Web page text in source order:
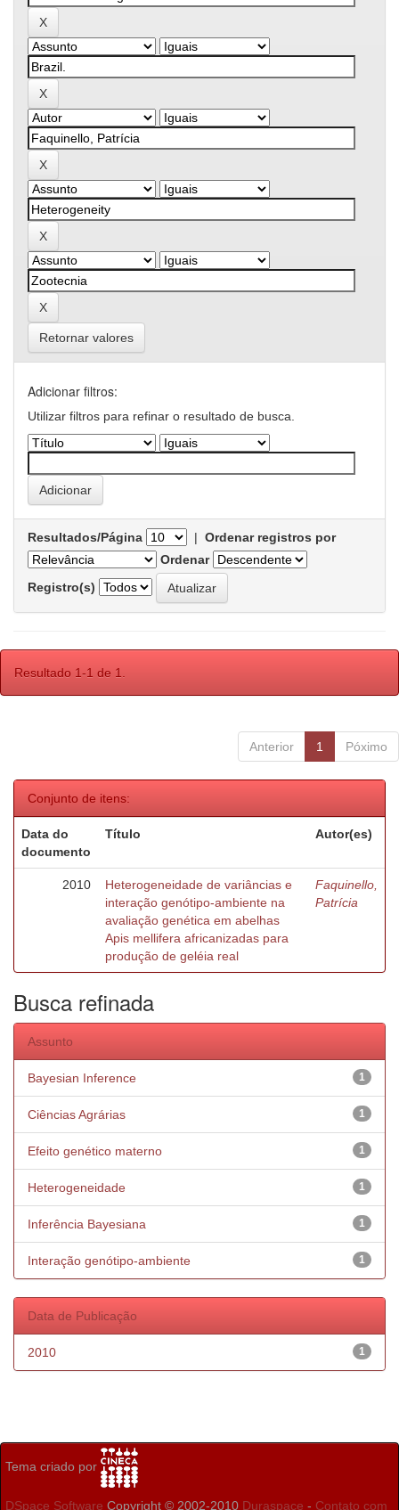
Retornar valores
Adicionar filtros:
Utilizar filtros para refinar o resultado de busca.
Resultados/Página | Ordenar registros por
Ordenar
Registro(s)
Resultado 1-1 de 1.
Anterior 1 Póximo
Conjunto de itens:
Data do
documento
Título Autor(es)
2010
Heterogeneidade de variâncias e
interação genótipo-ambiente na
avaliação genética em abelhas
Apis mellifera africanizadas para
produção de geléia real
Faquinello,
Patrícia
Busca refinada
Assunto
1
Bayesian Inference
1
Ciências Agrárias
1
Efeito genético materno
1
Heterogeneidade
1
Inferência Bayesiana
1
Interação genótipo-ambiente
Data de Publicação
1
2010
Tema criado por
DSpace Software Copyright © 2002-2010 Duraspace - Contato com